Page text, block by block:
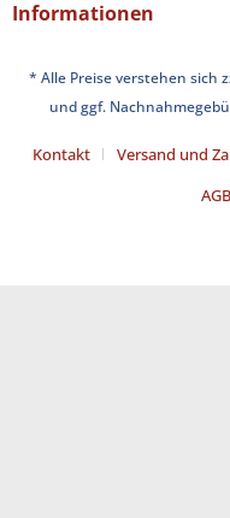
Informationen
* Alle Preise verstehen sich
und ggf.
Kontakt Versand und
AGB